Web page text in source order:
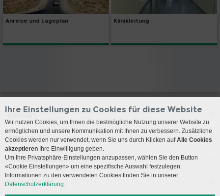
Anreise und Lageplan Klinikleitung
Kontakt
Anreise
Öffnungszeiten
Social Media
Ihre Einstellungen zu Cookies für diese Website
Wir nutzen Cookies, um Ihnen die bestmögliche Nutzung unserer Website zu
ermöglichen und unsere Kommunikation mit Ihnen zu verbessern. Zusätzliche
Cookies werden nur verwendet, wenn Sie uns durch Klicken aufAlle Cookies
akzeptieren Ihre Einwilligung geben.
Um Ihre Privatsphäre-Einstellungen anzupassen, wählen Sie den Button
«Cookie Einstellungen» um eine spezifische Auswahl festzulegen.
Informationen zu den verwendeten Cookies finden Sie in unserer
Datenschutzerklärung.